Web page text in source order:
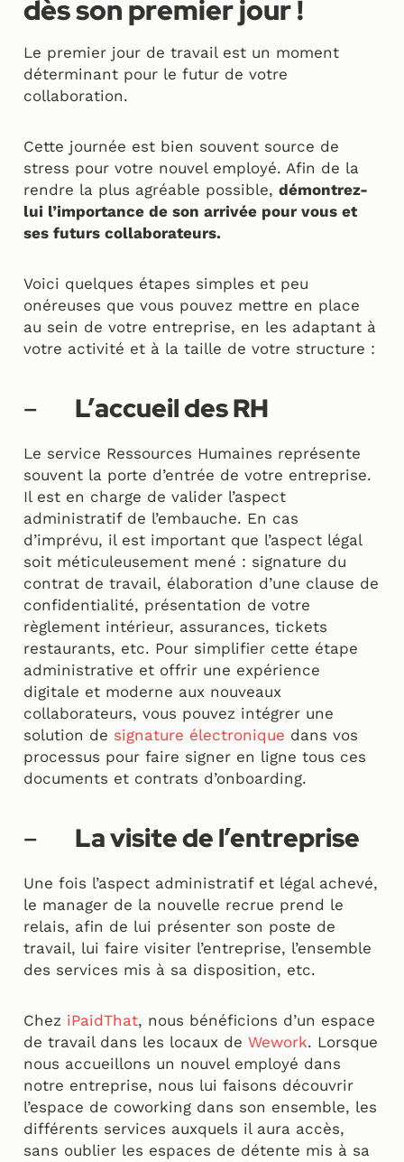
dès son premier jour !
Le premier jour de travail est un moment
déterminant pour le futur de votre
collaboration.
Cette journée est bien souvent source de
stress pour votre nouvel employé. Afin de la
rendre la plus agréable possible, démontrez-
lui l’importance de son arrivée pour vous et
ses futurs collaborateurs.
Voici quelques étapes simples et peu
onéreuses que vous pouvez mettre en place
au sein de votre entreprise, en les adaptant à
votre activité et à la taille de votre structure :
– L’accueil des RH
Le service Ressources Humaines représente
souvent la porte d’entrée de votre entreprise.
Il est en charge de valider l’aspect
administratif de l’embauche. En cas
d’imprévu, il est important que l’aspect légal
soit méticuleusement mené : signature du
contrat de travail, élaboration d’une clause de
confidentialité, présentation de votre
règlement intérieur, assurances, tickets
restaurants, etc. Pour simplifier cette étape
administrative et offrir une expérience
digitale et moderne aux nouveaux
collaborateurs, vous pouvez intégrer une
solution de signature électronique dans vos
processus pour faire signer en ligne tous ces
documents et contrats d’onboarding.
– La visite de l’entreprise
Une fois l’aspect administratif et légal achevé,
le manager de la nouvelle recrue prend le
relais, afin de lui présenter son poste de
travail, lui faire visiter l’entreprise, l’ensemble
des services mis à sa disposition, etc.
Chez iPaidThat, nous bénéficions d’un espace
de travail dans les locaux de Wework. Lorsque
nous accueillons un nouvel employé dans
notre entreprise, nous lui faisons découvrir
l’espace de coworking dans son ensemble, les
différents services auxquels il aura accès,
sans oublier les espaces de détente mis à sa